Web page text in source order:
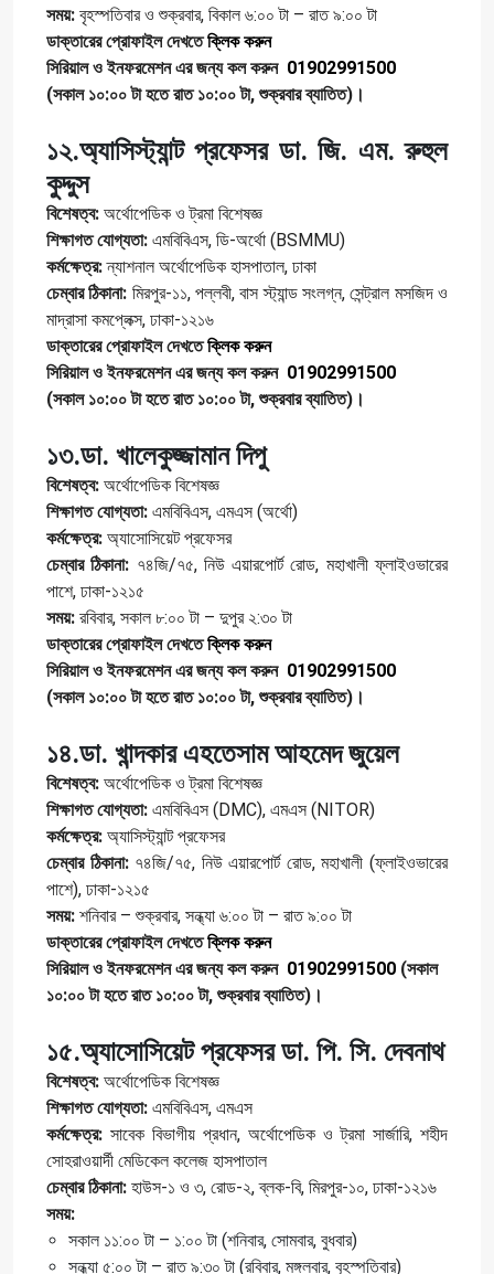
সময়: বৃহস্পতিবার ও শুক্রবার, বিকাল ৬:০০ টা – রাত ৯:০০ টা
ডাক্তারের প্রোফাইল দেখতেক্লিক করুন
সিরিয়াল ও ইনফরমেশন এর জন্য কল করুন 01902991500
(সকাল ১০:০০ টা হতে রাত ১০:০০ টা, শুক্রবার ব্যাতিত)।
১২.অ্যাসিস্ট্যান্ট প্রফেসর ডা. জি. এম. রুহুল
কুদ্দুস
বিশেষত্ব: অর্থোপেডিক ও ট্রমা বিশেষজ্ঞ
শিক্ষাগত যোগ্যতা: এমবিবিএস, ডি-অর্থো (BSMMU)
কর্মক্ষেত্র:ন্যাশনাল অর্থোপেডিক হাসপাতাল, ঢাকা
চেম্বার ঠিকানা: মিরপুর-১১, পল্লবী, বাস স্ট্যান্ড সংলগ্ন, সেন্ট্রাল মসজিদ ও
মাদ্রাসা কমপ্লেক্স, ঢাকা-১২১৬
ডাক্তারের প্রোফাইল দেখতেক্লিক করুন
সিরিয়াল ও ইনফরমেশন এর জন্য কল করুন 01902991500
(সকাল ১০:০০ টা হতে রাত ১০:০০ টা, শুক্রবার ব্যাতিত)।
১৩.ডা. খালেকুজ্জামান দিপু
বিশেষত্ব: অর্থোপেডিক বিশেষজ্ঞ
শিক্ষাগত যোগ্যতা: এমবিবিএস, এমএস (অর্থো)
কর্মক্ষেত্র: অ্যাসোসিয়েট প্রফেসর
চেম্বার ঠিকানা: ৭৪জি/৭৫, নিউ এয়ারপোর্ট রোড, মহাখালী ফ্লাইওভারের
পাশে, ঢাকা-১২১৫
সময়: রবিবার, সকাল ৮:০০ টা – দুপুর ২:৩০ টা
ডাক্তারের প্রোফাইল দেখতেক্লিক করুন
সিরিয়াল ও ইনফরমেশন এর জন্য কল করুন 01902991500
(সকাল ১০:০০ টা হতে রাত ১০:০০ টা, শুক্রবার ব্যাতিত)।
১৪.ডা. খান্দকার এহতেসাম আহমেদ জুয়েল
বিশেষত্ব: অর্থোপেডিক ও ট্রমা বিশেষজ্ঞ
শিক্ষাগত যোগ্যতা: এমবিবিএস (DMC), এমএস (NITOR)
কর্মক্ষেত্র: অ্যাসিস্ট্যান্ট প্রফেসর
চেম্বার ঠিকানা: ৭৪জি/৭৫, নিউ এয়ারপোর্ট রোড, মহাখালী (ফ্লাইওভারের
পাশে), ঢাকা-১২১৫
সময়: শনিবার – শুক্রবার, সন্ধ্যা ৬:০০ টা – রাত ৯:০০ টা
ডাক্তারের প্রোফাইল দেখতেক্লিক করুন
সিরিয়াল ও ইনফরমেশন এর জন্য কল করুন 01902991500 (সকাল
১০:০০ টা হতে রাত ১০:০০ টা, শুক্রবার ব্যাতিত)।
১৫.অ্যাসোসিয়েট প্রফেসর ডা. পি. সি. দেবনাথ
বিশেষত্ব: অর্থোপেডিক বিশেষজ্ঞ
শিক্ষাগত যোগ্যতা: এমবিবিএস, এমএস
কর্মক্ষেত্র: সাবেক বিভাগীয় প্রধান, অর্থোপেডিক ও ট্রমা সার্জারি, শহীদ
সোহরাওয়ার্দী মেডিকেল কলেজ হাসপাতাল
চেম্বার ঠিকানা: হাউস-১ ও ৩, রোড-২, ব্লক-বি, মিরপুর-১০, ঢাকা-১২১৬
সময়:
সকাল ১১:০০ টা – ১:০০ টা (শনিবার, সোমবার, বুধবার)
সন্ধ্যা ৫:০০ টা – রাত ৯:৩০ টা (রবিবার, মঙ্গলবার, বৃহস্পতিবার)